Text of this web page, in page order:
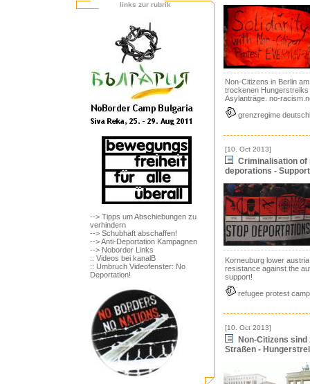
links zur rubrik
--> Tipps um Abschiebungen zu
verhindern
--> Schubhaft abschaffen!
--> Anti-Deportation Kampagnen
--> Noborder Links
:: Videos bei kanalB
:: Umbruch Videofenster: No
Deportation!
Non-Citizens in Berlin
trockenen
Asylanträge. no-
grenzregime
[10. Oct 2013]
Criminalisation
deporations -
Korneuburg lower
resistance against the
support!
refugee protest
[10. Oct 2013]
Non-Citizens
Straßen -